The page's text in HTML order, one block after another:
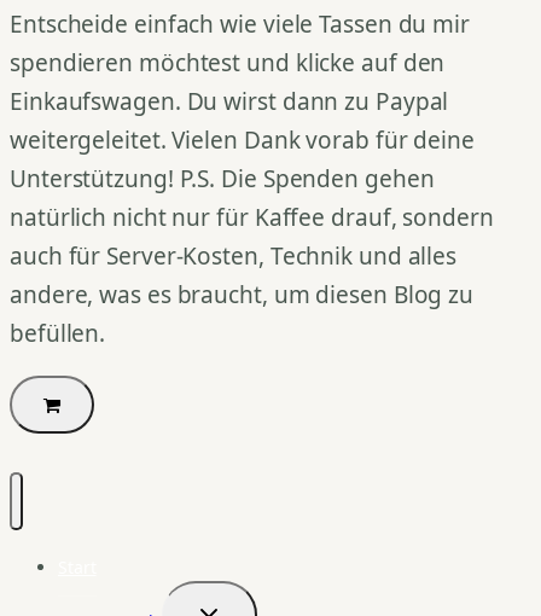
Entscheide einfach wie viele Tassen du mir
spendieren möchtest und klicke auf den
Einkaufswagen. Du wirst dann zu Paypal
weitergeleitet. Vielen Dank vorab für deine
Unterstützung! P.S. Die Spenden gehen
natürlich nicht nur für Kaffee drauf, sondern
auch für Server-Kosten, Technik und alles
andere, was es braucht, um diesen Blog zu
befüllen.